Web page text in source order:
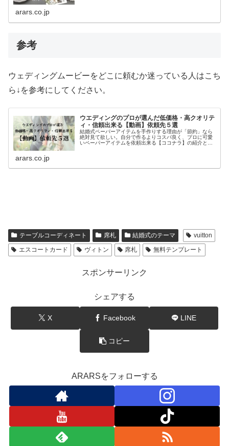
arars.co.jp
参考
ウェディングムービーをどこに頼むか迷っている人はこち
ら↓を参考にしてください。
ウエディングのプロが選んだ低価格・高クオリテ
ィ・信頼出来る【動画】依頼先５選
結婚式ペーパーアイテムを手作りする理由が「節約」なら
絶対見て欲しい。自分で作るよりコスパ良く、プロに可愛
いペーパーアイテムを依頼出来る【ココナラ】の紹介と、
arars.co.jp
テーブルコーディネート 席札 結婚式のテーマ
vuitton
エスコートカード
ヴィトン 席札 無料テンプレート
スポンサーリンク
シェアする
X Facebook LINE
コピー
ARARSをフォローする